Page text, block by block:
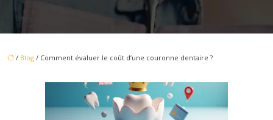
/ Blog / Comment évaluer le coût d’une couronne dentaire ?